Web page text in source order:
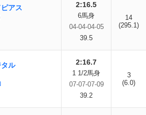
アス 2:16.5
6馬身
04-04-04-05
39.5
14
(295.1)
ル 2:16.7
1 1/2馬身
07-07-07-09
39.2
3
(6.0)